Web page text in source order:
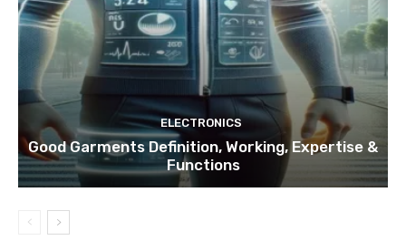
ELECTRONICS
Good Garments Definition, Working, Expertise &
Functions